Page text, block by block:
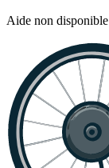
Aide non disponible